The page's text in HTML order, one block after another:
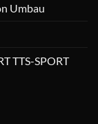
Umbau
TTS-SPORT